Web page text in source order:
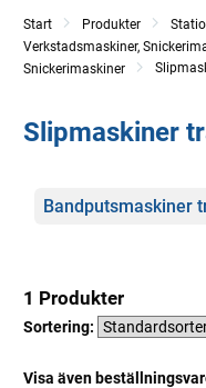
Start Produkter
Verkstadsmaskiner,
Snickerimaskiner
Slipmaskiner
Kategorier
Bandputsmaskiner
1 Produkter
Sortering:
Visa även